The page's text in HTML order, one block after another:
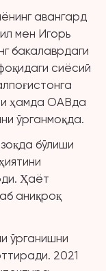
авангард
мен Игорь
бакалаврдаги
сиёсий
ҳамда ОАВда
ўрганмоқда.
бўлиши
Ҳаёт
аниқроқ
ўрганишни
2021